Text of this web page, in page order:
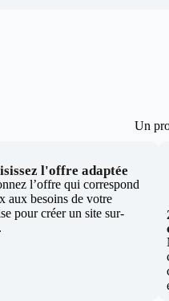
Un
l'offre adaptée
l’offre qui correspond
aux besoins de votre
pour créer un site sur-